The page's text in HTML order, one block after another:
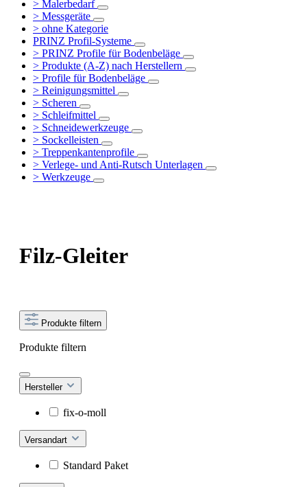
> Malerbedarf
> Messgeräte
> ohne Kategorie
PRINZ Profil-Systeme
> PRINZ Profile für Bodenbeläge
> Produkte (A-Z) nach Herstellern
> Profile für Bodenbeläge
> Reinigungsmittel
> Scheren
> Schleifmittel
> Schneidewerkzeuge
> Sockelleisten
> Treppenkantenprofile
> Verlege- und Anti-Rutsch Unterlagen
> Werkzeuge
Filz-Gleiter
Produkte filtern
Produkte filtern
Hersteller
fix-o-moll
Versandart
Standard Paket